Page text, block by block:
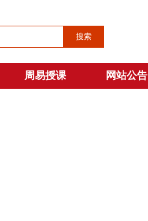
搜索
周易授课 网站公告